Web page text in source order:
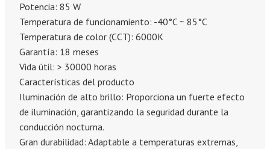
Potencia: 85 W
Temperatura de funcionamiento: -40°C ~ 85°C
Temperatura de color (CCT): 6000K
Garantía: 18 meses
Vida útil: > 30000 horas
Características del producto
Iluminación de alto brillo: Proporciona un fuerte efecto
de iluminación, garantizando la seguridad durante la
conducción nocturna.
Gran durabilidad: Adaptable a temperaturas extremas,